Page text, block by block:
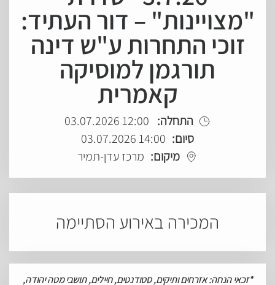
"מצויינות" – דור העתיד:
זוכי התחרות ע"ש דינה
תורגמן למוסיקה
קאמרית
התחלה: 12:00 03.07.2026
סיום: 14:00 03.07.2026
מיקום: מרכז עדן-תמיר
המכירה באירוע הסתיימה
*זכאי הנחה: אזרחיםותיקים, סטודנטים, חיילים, תושבי מטה יהודה,